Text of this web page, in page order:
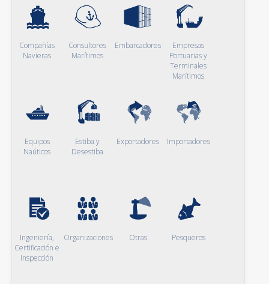
Compañías
Navieras
Consultores
Marítimos
Embarcadores
Empresas
Portuarias y
Terminales
Marítimos
Equipos
Naúticos
Estiba y
Desestiba
Exportadores Importadores
Ingeniería,
Certificación e
Inspección
Organizaciones Otras Pesqueros